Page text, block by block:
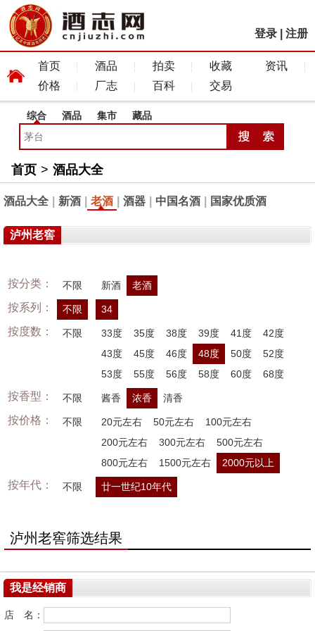
登录 注册
首页 酒品 拍卖 收藏
资讯
价格
厂志 百科 交易
综合 酒品 集市 藏品
首页 > 酒品大全
酒品大全 新酒 老酒 酒器 中国名酒 国家优质酒
泸州老窖
按分类： 不限 新酒 老酒
按系列： 不限 34
按度数： 不限 33度 35度 38度 39度 41度
42度
43度
45度 46度 48度 50度
52度
53度
55度 56度 58度 60度 68度
按香型： 不限 酱香 浓香 清香
按价格： 不限 20元左右 50元左右
100元左右
200元左右
300元左右
500元左右
800元左右
1500元左右 2000元以上
按年代： 不限 廿一世纪10年代
泸州老窖筛选结果
我是经销商
店 名：